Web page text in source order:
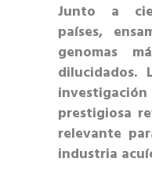
Junto a
países,
genomas
dilucidados.
prestigiosa
relevante
industria